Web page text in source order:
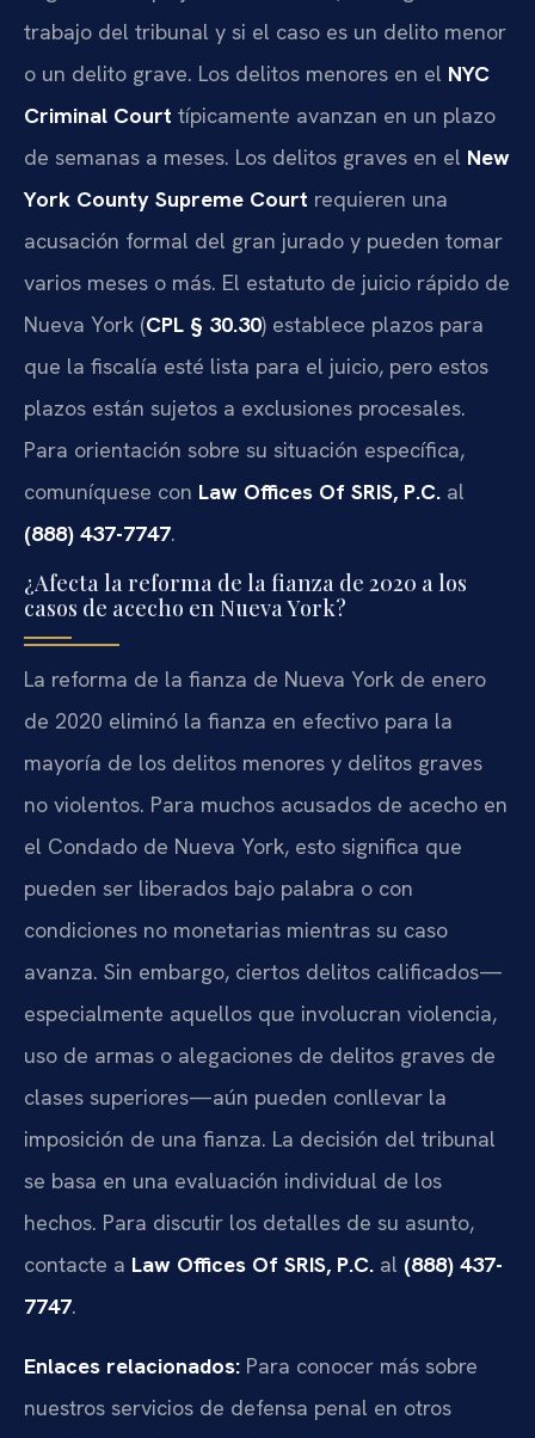
trabajo del tribunal y si el caso es un delito menor
o un delito grave. Los delitos menores en el NYC
Criminal Court típicamente avanzan en un plazo
de semanas a meses. Los delitos graves en el New
York County Supreme Court requieren una
acusación formal del gran jurado y pueden tomar
varios meses o más. El estatuto de juicio rápido de
Nueva York (CPL § 30.30) establece plazos para
que la fiscalía esté lista para el juicio, pero estos
plazos están sujetos a exclusiones procesales.
Para orientación sobre su situación específica,
comuníquese con Law Offices Of SRIS, P.C. al
(888) 437-7747.
¿Afecta la reforma de la fianza de 2020 a los
casos de acecho en Nueva York?
La reforma de la fianza de Nueva York de enero
de 2020 eliminó la fianza en efectivo para la
mayoría de los delitos menores y delitos graves
no violentos. Para muchos acusados de acecho en
el Condado de Nueva York, esto significa que
pueden ser liberados bajo palabra o con
condiciones no monetarias mientras su caso
avanza. Sin embargo, ciertos delitos calificados—
especialmente aquellos que involucran violencia,
uso de armas o alegaciones de delitos graves de
clases superiores—aún pueden conllevar la
imposición de una fianza. La decisión del tribunal
se basa en una evaluación individual de los
hechos. Para discutir los detalles de su asunto,
contacte a Law Offices Of SRIS, P.C. al (888) 437-
7747.
Enlaces relacionados: Para conocer más sobre
nuestros servicios de defensa penal en otros